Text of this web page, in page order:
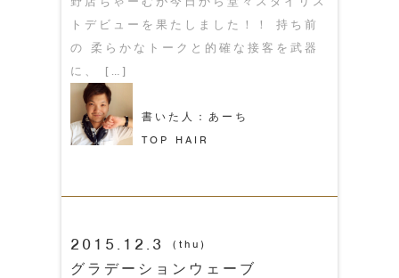
トデビューを果たしました！！ 持ち前
の 柔らかなトークと的確な接客を武器
に、 […]
書いた人：あーち
TOP HAIR
2015.12.3 (thu)
グラデーションウェーブ